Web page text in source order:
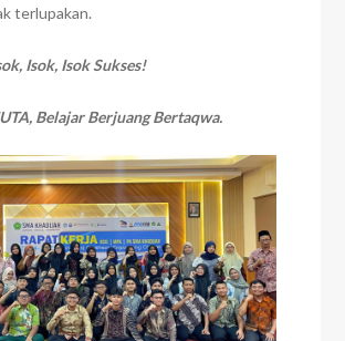
terlupakan.
Isok, Isok Sukses!
Belajar Berjuang Bertaqwa.